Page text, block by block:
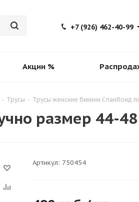
+7 (926) 462-40-99
Акции %
- Трусы - Трусы женские бикини Спанбонд
размер 44-
Артикул: 750454